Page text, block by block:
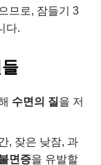
므로, 잠들기 3
다.
수면의 질 을 저
, 잦은 낮잠, 과
면증을 유발할